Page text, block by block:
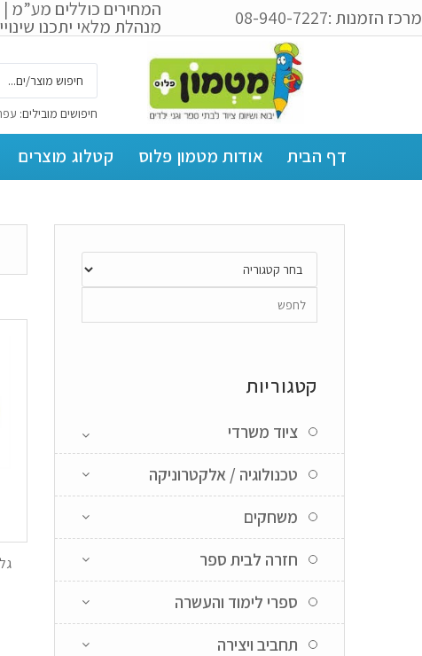
מרכז הזמנות :08-940-7227 המחירים כוללים
מנהלת מלאי יתכנו
חיפושים מובילים:
דף הבית אודות מטמון פלוס קטלוג מוצרים
קטגוריות
ציוד משרדי
טכנולוגיה / אלקטרוניקה
משחקים
חזרה לבית ספר
ספרי לימוד והעשרה
תחביב ויצירה